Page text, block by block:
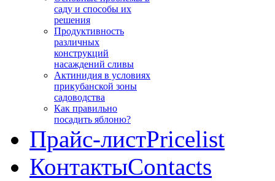
саду и способы их
решения
Продуктивность
различных
конструкций
насаждений сливы
Актинидия в условиях
прикубанской зоны
садоводства
Как правильно
посадить яблоню?
Прайс-листPricelist
КонтактыContacts